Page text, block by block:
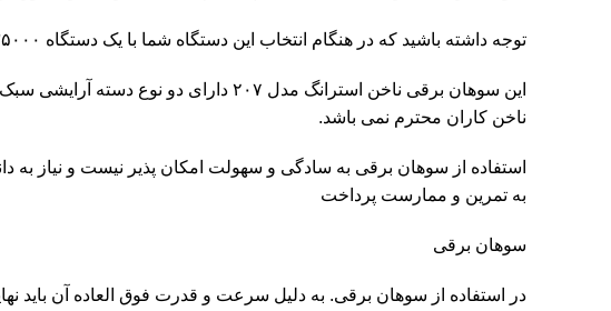
توجه داشته باشید که در هنگام انتخاب این دستگاه شما با یک دستگاه ۳۵۰۰۰ دور روبرو هستید، پس اگر برای کار خود به دستگاهی با قدرت بالا تر نیاز دارید به سراغ سایر برند ها بروید.
این سوهان برقی ناخن استرانگ مدل ۲۰۷
ناخن کاران محترم نمی باشد.
استفاده از سوهان برقی به سادگی و سهولت امکان پذیر نیست و نیاز به
به تمرین و ممارست پرداخت
سوهان برقی
در استفاده از سوهان برقی. به دلیل سرعت و قدرت فوق العاده آن باید